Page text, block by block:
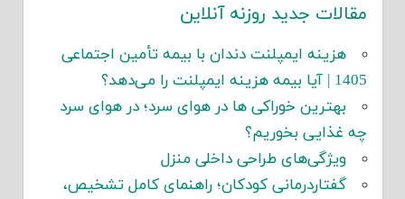
مقالات جدید روزنه آنلاین
هزینه ایمپلنت دندان با بیمه تأمین اجتماعی
1405 | آیا بیمه هزینه ایمپلنت را می‌دهد؟
بهترین خوراکی ها در هوای سرد؛ در هوای سرد
چه غذایی بخوریم؟
ویژگی‌های طراحی داخلی منزل
گفتاردرمانی کودکان؛ راهنمای کامل تشخیص،